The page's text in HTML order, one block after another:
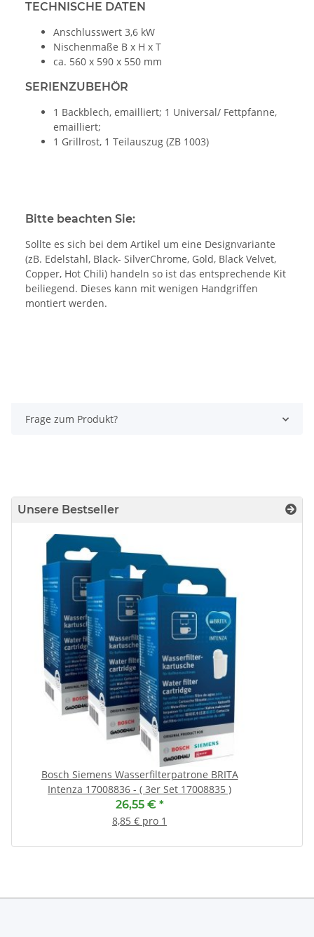
TECHNISCHE DATEN
Anschlusswert 3,6 kW
Nischenmaße B x H x T
ca. 560 x 590 x 550 mm
SERIENZUBEHÖR
1 Backblech, emailliert; 1 Universal/ Fettpfanne,
emailliert;
1 Grillrost, 1 Teilauszug (ZB 1003)
Bitte beachten Sie:
Sollte es sich bei dem Artikel um eine Designvariante
(zB. Edelstahl, Black- SilverChrome, Gold, Black Velvet,
Copper, Hot Chili) handeln so ist das entsprechende Kit
beiliegend. Dieses kann mit wenigen Handgriffen
montiert werden.
Frage zum Produkt?
Unsere Bestseller
Bosch Siemens Wasserfilterpatrone BRITA
Intenza 17008836 - ( 3er Set 17008835 )
26,55 € *
8,85 € pro 1